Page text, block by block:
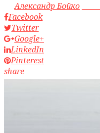
byАлександр Бойко
Facebook
Twitter
Google+
LinkedIn
Pinterest
share